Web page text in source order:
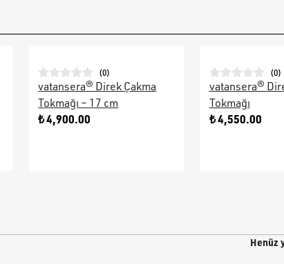
(0)
vatansera® Direk Çakma
Tokmağı – 17 cm
₺ 4,900.00
(0)
vatansera®
Tokmağı
₺ 4,550.00
Henüz